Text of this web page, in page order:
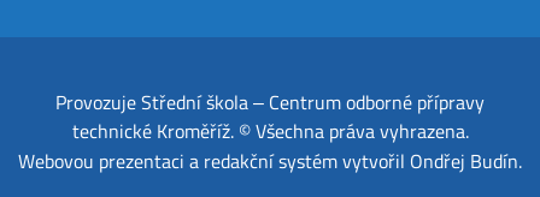
ProvozujeStřední škola ‒ Centrum odborné přípravy
technické Kroměříž. © Všechna práva vyhrazena.
Webovou prezentaci a redakční systémvytvořil Ondřej Budín.